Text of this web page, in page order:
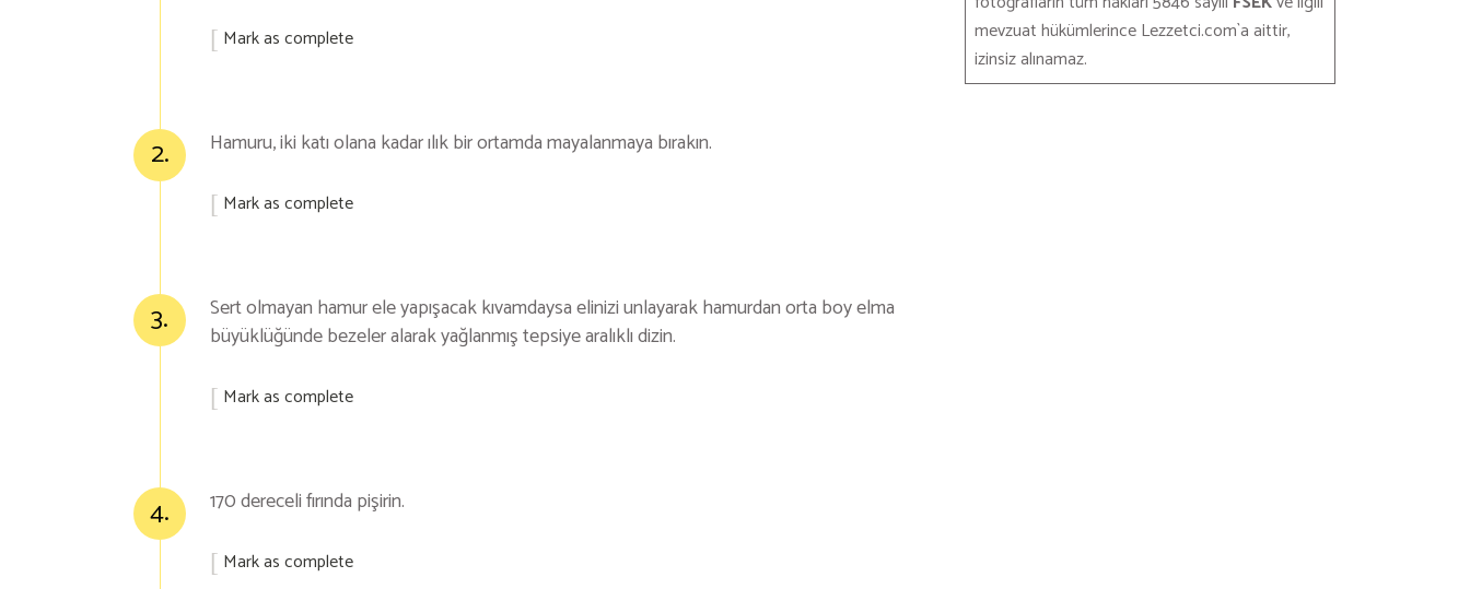
Mark as complete
2. Hamuru, iki katı olana kadar ılık bir ortamda mayalanmaya bırakın.
Mark as complete
3.
Sert olmayan hamur ele yapışacak kıvamdaysa elinizi unlayarak hamurdan orta boy elma
büyüklüğünde bezeler alarak yağlanmış tepsiye aralıklı dizin.
Mark as complete
4. 170 dereceli fırında pişirin.
Mark as complete
mevzuat hükümlerince Lezzetci.com`a aittir,
izinsiz alınamaz.